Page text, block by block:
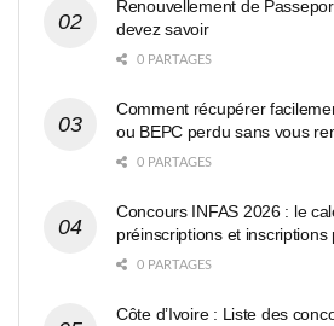
Renouvellement de
devez savoir
0 PARTAGES
Comment récupérer
ou BEPC perdu sans vous
0 PARTAGES
Concours INFAS 2026 : le
préinscriptions et inscriptions
0 PARTAGES
Côte d’Ivoire : Liste des